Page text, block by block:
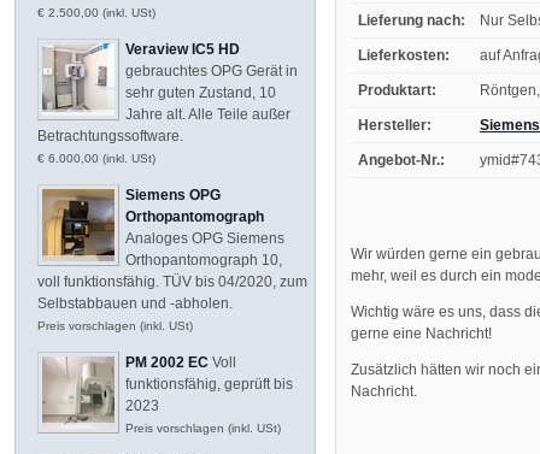
Lieferung nach: Nur
Lieferkosten: auf
Produktart:
Hersteller:
Angebot-Nr.:
Wir würden gerne ein
mehr, weil es durch ein
Wichtig wäre es uns, dass
gerne eine Nachricht!
Zusätzlich hätten wir noch
Nachricht.
€ 2.500,00 (inkl. USt)
Veraview IC5 HD
gebrauchtes OPG Gerät in
sehr guten Zustand, 10
Jahre alt. Alle Teile außer
Betrachtungssoftware.
€ 6.000,00 (inkl. USt)
Siemens OPG
Orthopantomograph
Analoges OPG Siemens
Orthopantomograph 10,
voll funktionsfähig. TÜV bis 04/2020, zum
Selbstabbauen und -abholen.
Preis vorschlagen (inkl. USt)
PM 2002 EC Voll
funktionsfähig, geprüft bis
2023
Preis vorschlagen (inkl. USt)